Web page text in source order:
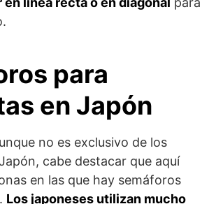
para
en Japón
no es exclusivo de los
cabe destacar que aquí
en las que hay semáforos
Los japoneses utilizan mucho